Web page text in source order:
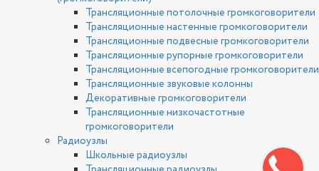
Трансляционные потолочные громкоговорители
Трансляционные настенные громкоговорители
Трансляционные подвесные громкоговорители
Трансляционные рупорные громкоговорители
Трансляционные всепогодные громкоговорители
Трансляционные звуковые колонны
Декоративные громкоговорители
Трансляционные низкочастотные
громкоговорители
Радиоузлы
Школьные радиоузлы